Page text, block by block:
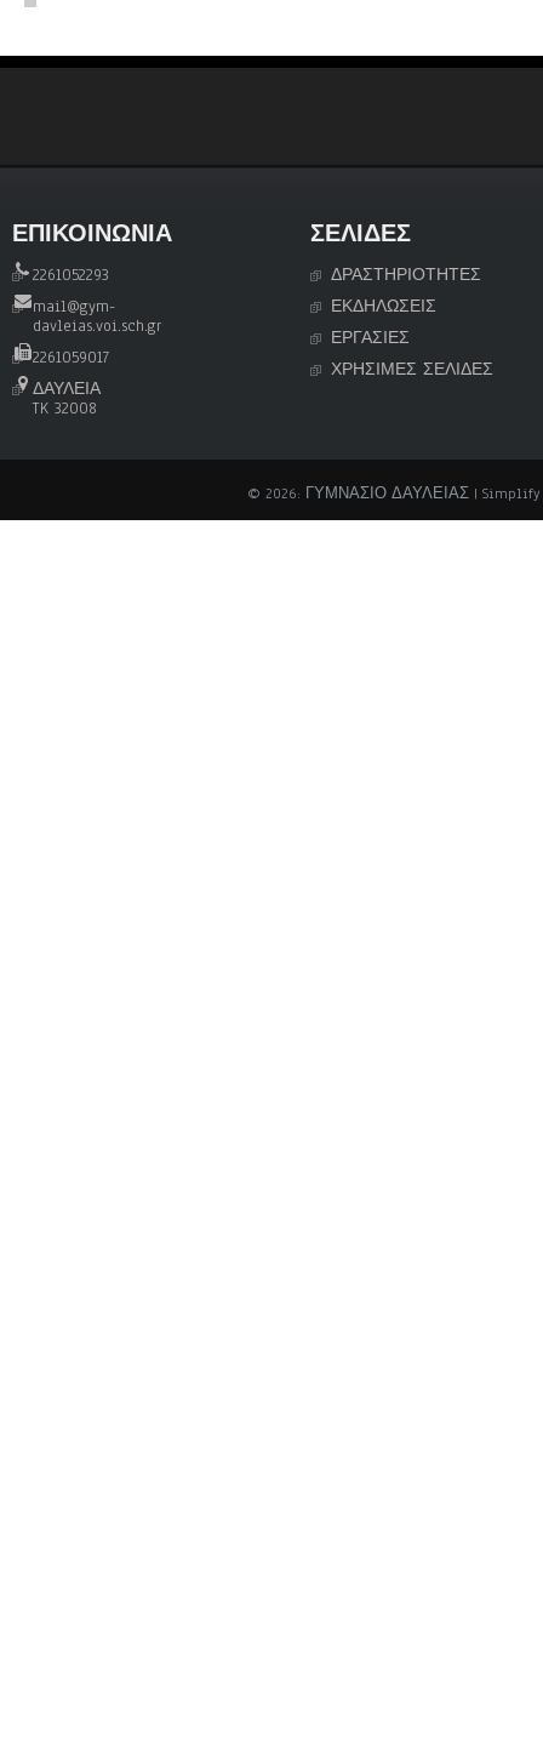
ΕΠΙΚΟΙΝΩΝΙΑ
2261052293
mail@gym-
davleias.voi.sch.gr
2261059017
ΔΑΥΛΕΙΑ
TK 32008
ΣΕΛΊΔΕΣ
ΔΡΑΣΤΗΡΙΟΤΗΤΕΣ
ΕΚΔΗΛΩΣΕΙΣ
ΕΡΓΑΣΙΕΣ
ΧΡΗΣΙΜΕΣ ΣΕΛΙΔΕΣ
© 2026: ΓΥΜΝΑΣΙΟ ΔΑΥΛΕΙΑΣ |